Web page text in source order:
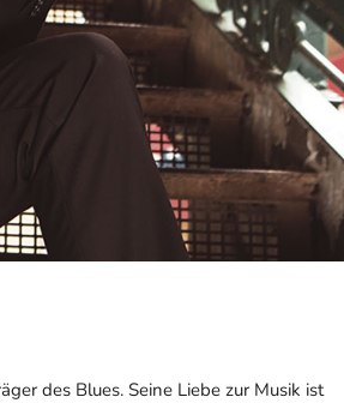
des Blues. Seine Liebe zur Musik ist